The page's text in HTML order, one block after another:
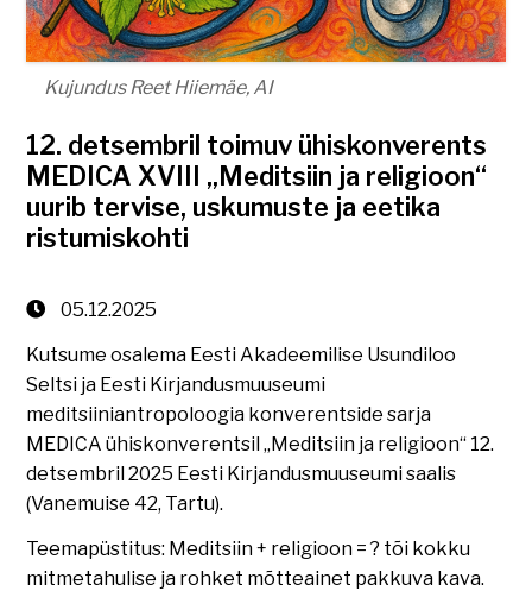
Kujundus Reet Hiiemäe, AI
12. detsembril toimuv ühiskonverents
MEDICA XVIII „Meditsiin ja religioon“
uurib tervise, uskumuste ja eetika
ristumiskohti
05.12.2025
Kutsume osalema Eesti Akadeemilise Usundiloo
Seltsi ja Eesti Kirjandusmuuseumi
meditsiiniantropoloogia konverentside sarja
MEDICA ühiskonverentsil „Meditsiin ja religioon“ 12.
detsembril 2025 Eesti Kirjandusmuuseumi saalis
(Vanemuise 42, Tartu).
Teemapüstitus: Meditsiin + religioon = ? tõi kokku
mitmetahulise ja rohket mõtteainet pakkuva kava.